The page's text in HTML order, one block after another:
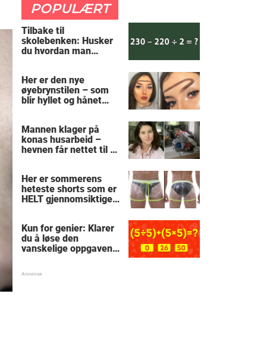
POPULÆRT
Tilbake til
skolebenken: Husker
du hvordan man
Her er den nye
øyebrynstilen – som
blir hyllet og hånet
Mannen klager på
konas husarbeid –
hevnen får nettet til å
Her er sommerens
heteste shorts som er
HELT gjennomsiktige
Kun for genier: Klarer
du å løse den
vanskelige oppgaven